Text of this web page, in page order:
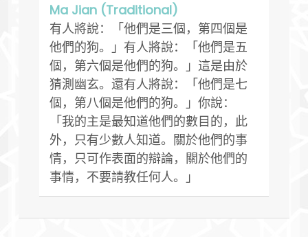
Ma Jian (Traditional)
有人將說：「他們是三個，第四個是
他們的狗。」有人將說：「他們是五
個，第六個是他們的狗。」這是由於
猜測幽玄。還有人將說：「他們是七
個，第八個是他們的狗。」你說：
「我的主是最知道他們的數目的，此
外，只有少數人知道。關於他們的事
情，只可作表面的辯論，關於他們的
事情，不要請教任何人。」